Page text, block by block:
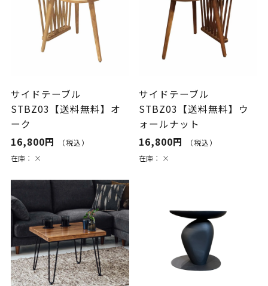
サイドテーブル
STBZ03【送料無料】オ
ーク
16,800円
（税込）
在庫： ×
サイドテーブル
STBZ03【送料無料】ウ
ォールナット
16,800円
（税込）
在庫： ×